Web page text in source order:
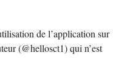
de l’application sur
(@hellosct1) qui n’est